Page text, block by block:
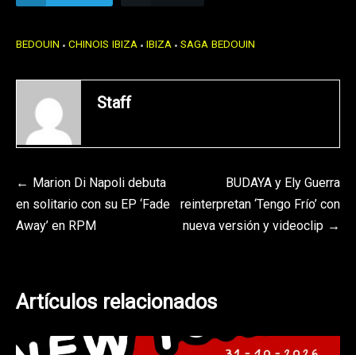
BEDOUIN CHINOIS IBIZA IBIZA SAGA BEDOUIN
Staff
Navegación
de
Marion Di Napoli debuta
en solitario con su EP ‘Fade
Away’ en RPM
BUDAYA y Ely Guerra
reinterpretan ‘Tengo Frío’ con
nueva versión y videoclip
Artículos relacionados